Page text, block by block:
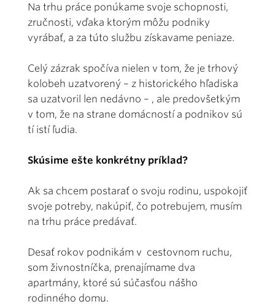
Na trhu práce ponúkame svoje schopnosti,
zručnosti, vďaka ktorým môžu podniky
vyrábať, a za túto službu získavame peniaze.
Celý zázrak spočíva nielen v tom, že je trhový
kolobeh uzatvorený – z historického hľadiska
sa uzatvoril len nedávno – , ale predovšetkým
v tom, že na strane domácností a podnikov sú
tí istí ľudia.
Skúsime ešte konkrétny príklad?
Ak sa chcem postarať o svoju rodinu, uspokojiť
svoje potreby, nakúpiť, čo potrebujem, musím
na trhu práce predávať.
Desať rokov podnikám v cestovnom ruchu,
som živnostníčka, prenajímame dva
apartmány, ktoré sú súčasťou nášho
rodinného domu.